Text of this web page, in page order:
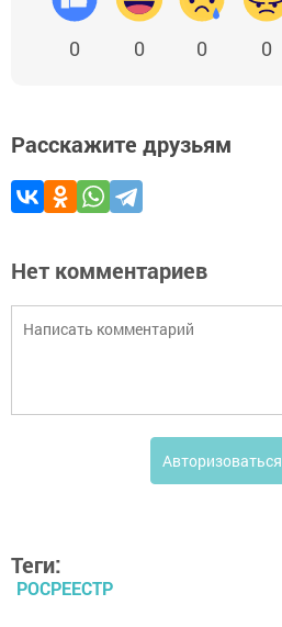
0 0 0 0
Расскажите друзьям
Нет комментариев
Авторизоваться
Теги:
РОСРЕЕСТР